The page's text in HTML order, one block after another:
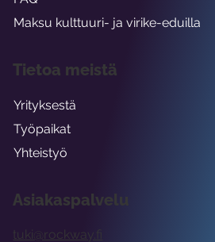
Asiakaspalvelu
tuki@rockway.fi
Maksu kulttuuri- ja virike-eduilla
Tietoa meistä
Yrityksestä
Työpaikat
Yhteistyö